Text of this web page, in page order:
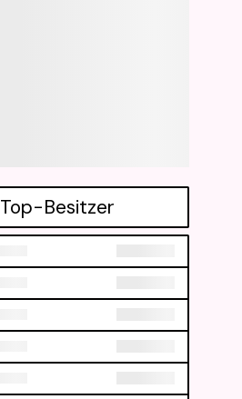
Top-Besitzer